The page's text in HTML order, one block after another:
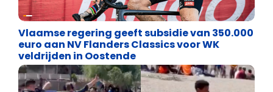
Binnenland politiek
Vlaamse regering geeft subsidie van 350.000
euro aan NV Flanders Classics voor WK
veldrijden in Oostende